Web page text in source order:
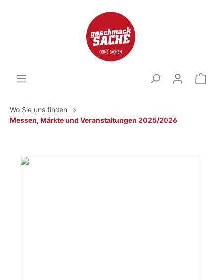
Wo Sie uns finden
Messen, Märkte und Veranstaltungen 2025/2026